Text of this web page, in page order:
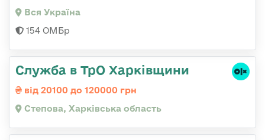
Вся Україна
154 ОМБр
Служба в ТрО Харківщини
від 20100 до 120000 грн
Степова, Харківська область